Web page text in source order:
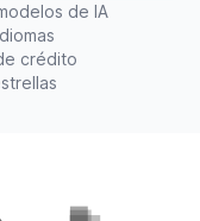
de IA
crédito